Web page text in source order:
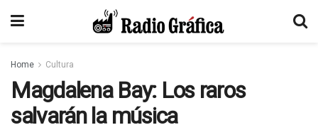
Home Cultura
Magdalena Bay: Los raros
salvarán la música